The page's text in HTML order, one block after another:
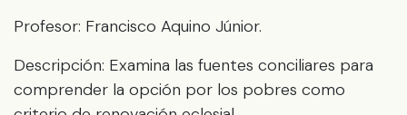
Profesor: Francisco Aquino Júnior.
Descripción: Examina las fuentes conciliares para
comprender la opción por los pobres como